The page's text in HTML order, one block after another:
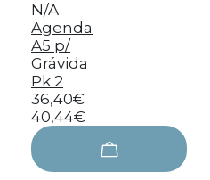
N/A
Agenda
A5 p/
Grávida
Pk 2
36,40€
40,44€